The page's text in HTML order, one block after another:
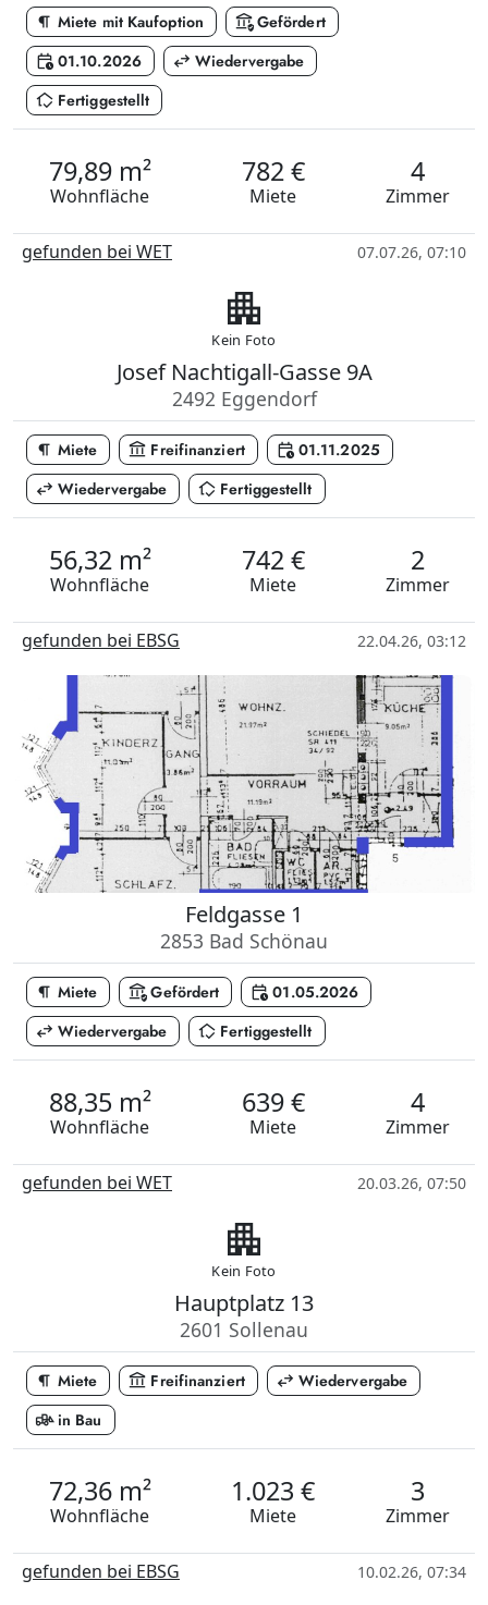
format_paragraph Miete mit Kaufoption assured_workloadGefördert
calendar_clock 01.10.2026 swap_horiz Wiedervergabe
in_home_mode Fertiggestellt
79,89 m²
Wohnfläche
782 €
Miete
4
Zimmer
gefunden bei WET 07.07.26, 07:10
apartment
Kein Foto
Josef Nachtigall-Gasse 9A
2492 Eggendorf
format_paragraph Miete account_balance Freifinanziert calendar_clock 01.11.2025
swap_horiz Wiedervergabe in_home_mode Fertiggestellt
56,32 m²
Wohnfläche
742 €
Miete
2
Zimmer
gefunden bei EBSG 22.04.26, 03:12
Feldgasse 1
2853 Bad Schönau
format_paragraph Miete assured_workloadGefördert calendar_clock 01.05.2026
swap_horiz Wiedervergabe in_home_mode Fertiggestellt
88,35 m²
Wohnfläche
639 €
Miete
4
Zimmer
gefunden bei WET 20.03.26, 07:50
apartment
Kein Foto
Hauptplatz 13
2601 Sollenau
format_paragraph Miete account_balance Freifinanziert swap_horiz Wiedervergabe
front_loader in Bau
72,36 m²
Wohnfläche
1.023 €
Miete
3
Zimmer
gefunden bei EBSG 10.02.26, 07:34